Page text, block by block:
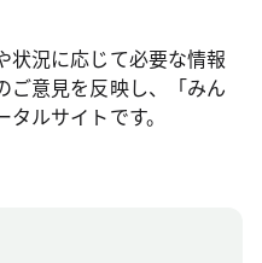
状況に応じて必要な情報
ご意見を反映し、「みん
ルサイトです。